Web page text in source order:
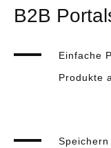
B2B
Einfache
Produkte